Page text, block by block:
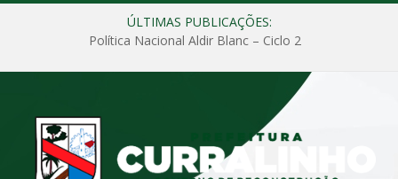
ÚLTIMAS PUBLICAÇÕES:
Política Nacional Aldir Blanc – Ciclo 2